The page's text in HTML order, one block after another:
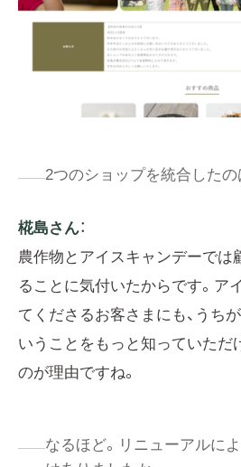
2つのショップを統合したの
椛島さん：
農作物とアイスキャンデーでは
ることに気付いたからです。ア
てくださるお客さまにも、うち
いうことをもっと知っていただ
のが理由ですね。
なるほど。リニューアルに